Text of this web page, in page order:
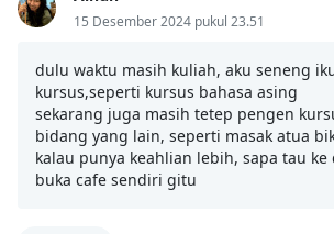
15 Desember 2024 pukul 23.51
dulu waktu masih kuliah, aku seneng
kursus,seperti kursus bahasa asing
sekarang juga masih tetep pengen
bidang yang lain, seperti masak atua
kalau punya keahlian lebih, sapa tau ke
buka cafe sendiri gitu